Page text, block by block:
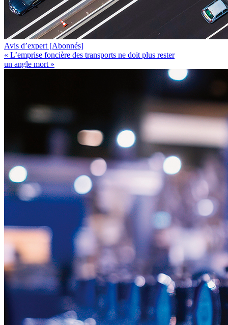
Avis d’expert [Abonnés]
« L’emprise foncière des transports ne doit plus rester
un angle mort »